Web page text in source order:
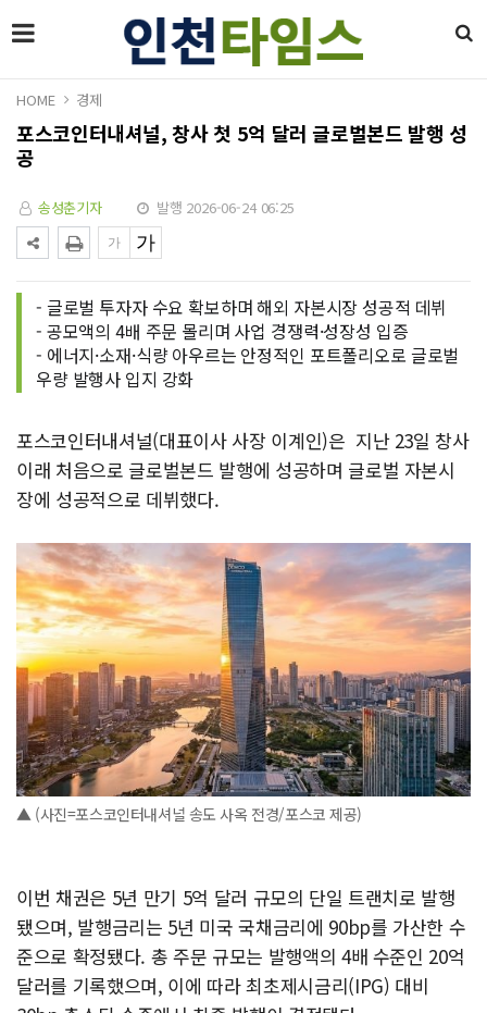
HOME 경제
포스코인터내셔널, 창사 첫 5억 달러 글로벌본드 발행 성
공
송성춘기자 발행 2026-06-24 06:25
- 글로벌 투자자 수요 확보하며 해외 자본시장 성공적 데뷔
- 공모액의 4배 주문 몰리며 사업 경쟁력·성장성 입증
- 에너지·소재·식량 아우르는 안정적인 포트폴리오로 글로벌
우량 발행사 입지 강화
포스코인터내셔널(대표이사 사장 이계인)은 지난 23일 창사
이래 처음으로 글로벌본드 발행에 성공하며 글로벌 자본시
장에 성공적으로 데뷔했다.
▲ (사진=포스코인터내셔널 송도 사옥 전경/포스코 제공)
이번 채권은 5년 만기 5억 달러 규모의 단일 트랜치로 발행
됐으며, 발행금리는 5년 미국 국채금리에 90bp를 가산한 수
준으로 확정됐다. 총 주문 규모는 발행액의 4배 수준인 20억
달러를 기록했으며, 이에 따라 최초제시금리(IPG) 대비